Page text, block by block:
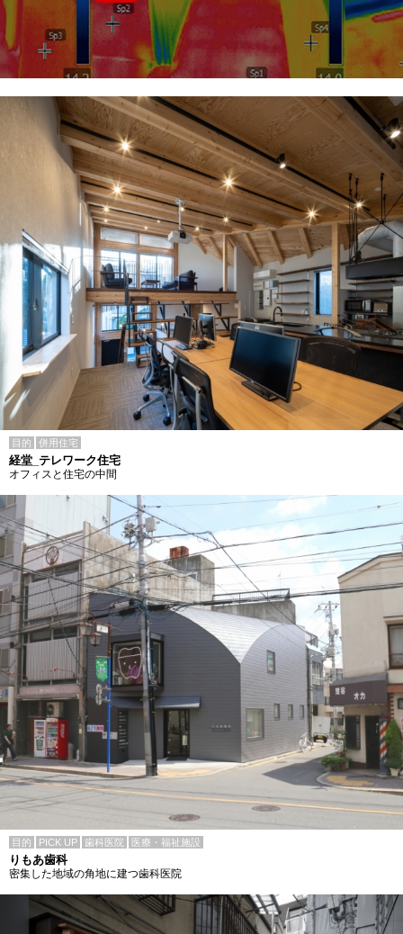
目的 併用住宅
経堂_テレワーク住宅
オフィスと住宅の中間
目的 PICK UP 歯科医院 医療・福祉施設
りもあ歯科
密集した地域の角地に建つ歯科医院